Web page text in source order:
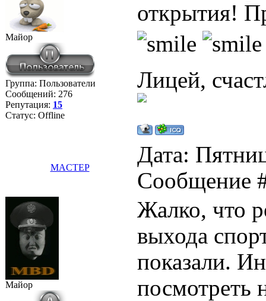
Майор
Группа: Пользователи
Сообщений: 276
Репутация: 15
Статус: Offline
открытия!
Лицей,
MACTEP
Дата:
Сообщение
Майор
Жалко, что
выхода
показали.
посмотреть